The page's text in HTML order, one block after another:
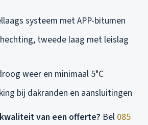
systeem met APP-bitumen
tweede laag met leislag
weer en minimaal 5°C
bij dakranden en aansluitingen
van een offerte? Bel 085